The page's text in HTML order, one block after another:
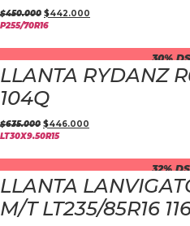
$450.000 $442.000
P255/70R16
30%
LLANTA RYDANZ
104Q
$635.000 $446.000
LT30X9.50R15
32%
LLANTA
M/T LT235/85R16